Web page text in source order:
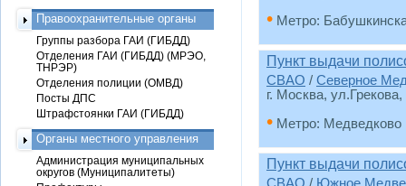
• Метро:
Пункт выдачи
СВАО / Северное
г. Москва,
• Метро: Медведково
Пункт выдачи
Правоохранительные органы
Группы разбора ГАИ (ГИБДД)
Отделения ГАИ (ГИБДД) (МРЭО,
ТНРЭР)
Отделения полиции (ОМВД)
Посты ДПС
Штрафстоянки ГАИ (ГИБДД)
Органы местного управления
Администрация муниципальных
округов (Муниципалитеты)